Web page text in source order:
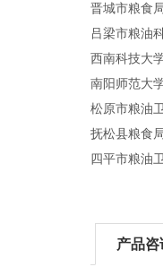
晋城市粮食
吕梁市粮油
西南科技大
南阳师范大
松原市粮油
抚松县粮食
四平市粮油
产品咨